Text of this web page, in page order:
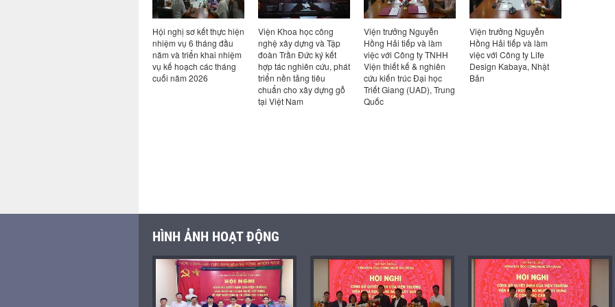
Hội nghị sơ kết thực hiện
nhiệm vụ 6 tháng đầu
năm và triển khai nhiệm
vụ kế hoạch các tháng
cuối năm 2026
Viện Khoa học công
nghệ xây dựng và Tập
đoàn Trần Đức ký kết
hợp tác nghiên cứu, phát
triển nền tảng tiêu
chuẩn cho xây dựng gỗ
tại Việt Nam
Viện trưởng Nguyễn
Hồng Hải tiếp và làm
việc với Công ty TNHH
Viện thiết kế & nghiên
cứu kiến trúc Đại học
Triết Giang (UAD), Trung
Quốc
Viện trưởng Nguyễn
Hồng Hải tiếp và làm
việc với Công ty Life
Design Kabaya, Nhật
Bản
HÌNH ẢNH HOẠT ĐỘNG